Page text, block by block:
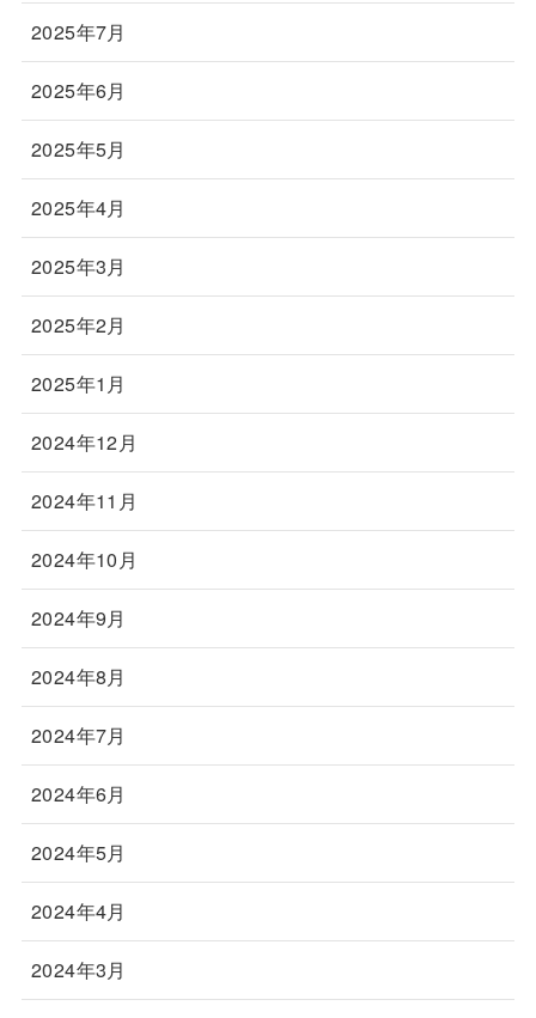
2025年7月
2025年6月
2025年5月
2025年4月
2025年3月
2025年2月
2025年1月
2024年12月
2024年11月
2024年10月
2024年9月
2024年8月
2024年7月
2024年6月
2024年5月
2024年4月
2024年3月